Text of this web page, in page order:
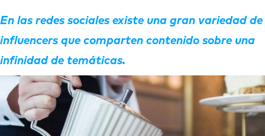
En las redes sociales existe una gran variedad de
influencers que comparten contenido sobre una
infinidad de temáticas.